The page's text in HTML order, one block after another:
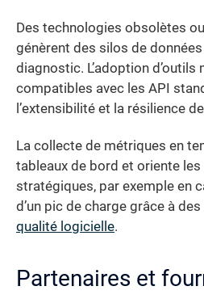
Des technologies obsolètes
génèrent des silos de
diagnostic. L’adoption d’outils
compatibles avec les API
l’extensibilité et la résilience
La collecte de métriques en
tableaux de bord et oriente
stratégiques, par exemple en
d’un pic de charge grâce à
qualité logicielle.
Partenaires et